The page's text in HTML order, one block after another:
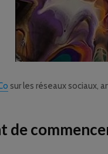
sur les réseaux sociaux,
de